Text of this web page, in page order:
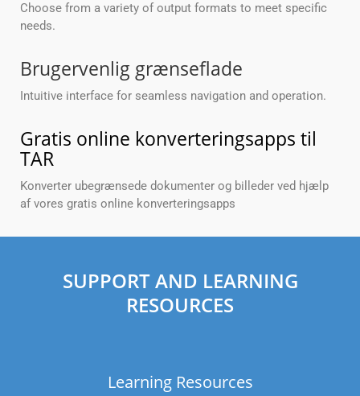
Choose from a variety of output formats to meet specific
needs.
Brugervenlig grænseflade
Intuitive interface for seamless navigation and operation.
Gratis online konverteringsapps til
TAR
Konverter ubegrænsede dokumenter og billeder ved hjælp
af vores gratis online konverteringsapps
SUPPORT AND LEARNING
RESOURCES
Learning Resources